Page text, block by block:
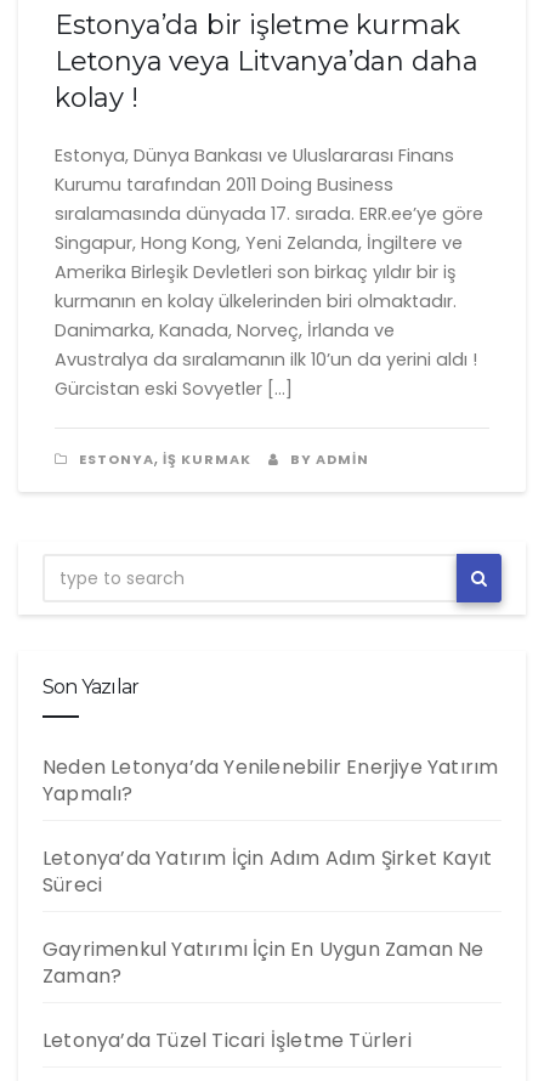
Estonya’da bir işletme kurmak
Letonya veya Litvanya’dan daha
kolay !
Estonya, Dünya Bankası ve Uluslararası Finans
Kurumu tarafından 2011 Doing Business
sıralamasında dünyada 17. sırada. ERR.ee’ye göre
Singapur, Hong Kong, Yeni Zelanda, İngiltere ve
Amerika Birleşik Devletleri son birkaç yıldır bir iş
kurmanın en kolay ülkelerinden biri olmaktadır.
Danimarka, Kanada, Norveç, İrlanda ve
Avustralya da sıralamanın ilk 10’un da yerini aldı !
Gürcistan eski Sovyetler […]
ESTONYA, İŞ KURMAK BY ADMIN
Son Yazılar
Neden Letonya’da Yenilenebilir Enerjiye Yatırım
Yapmalı?
Letonya’da Yatırım İçin Adım Adım Şirket Kayıt
Süreci
Gayrimenkul Yatırımı İçin En Uygun Zaman Ne
Zaman?
Letonya’da Tüzel Ticari İşletme Türleri